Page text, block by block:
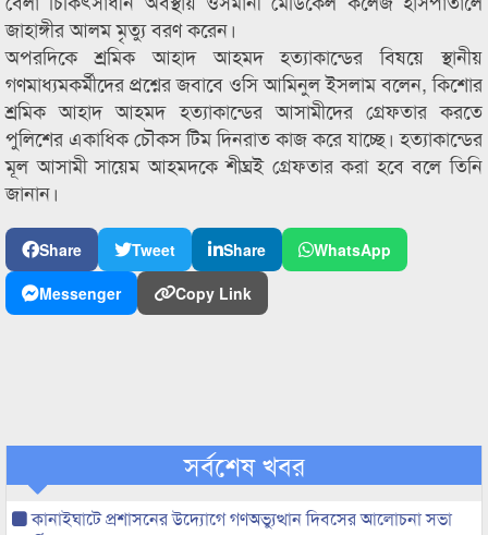
জাহাঙ্গীর আলম মৃত্যু বরণ করেন।
অপরদিকে শ্রমিক আহাদ আহমদ হত্যাকান্ডের বিষয়ে স্থানীয়
গণমাধ্যমকর্মীদের প্রশ্নের জবাবে ওসি আমিনুল ইসলাম বলেন, কিশোর
শ্রমিক আহাদ আহমদ হত্যাকান্ডের আসামীদের গ্রেফতার করতে
পুলিশের একাধিক চৌকস টিম দিনরাত কাজ করে যাচ্ছে। হত্যাকান্ডের
মূল আসামী সায়েম আহমদকে শীঘ্রই গ্রেফতার করা হবে বলে তিনি
জানান।
Share Tweet Share
WhatsApp
Messenger
Copy Link
সর্বশেষ খবর
কানাইঘাটে প্রশাসনের উদ্যোগে গণঅভ্যুত্থান দিবসের আলোচনা সভা